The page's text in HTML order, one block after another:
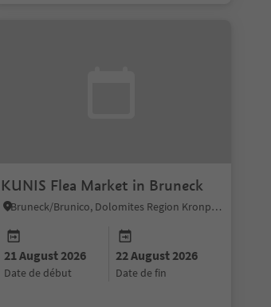
KUNIS Flea Market in Bruneck
Bruneck/Brunico, Dolomites Region Kronplatz/Plan de Corones
21 August 2026
date de début
22 August 2026
date de fin